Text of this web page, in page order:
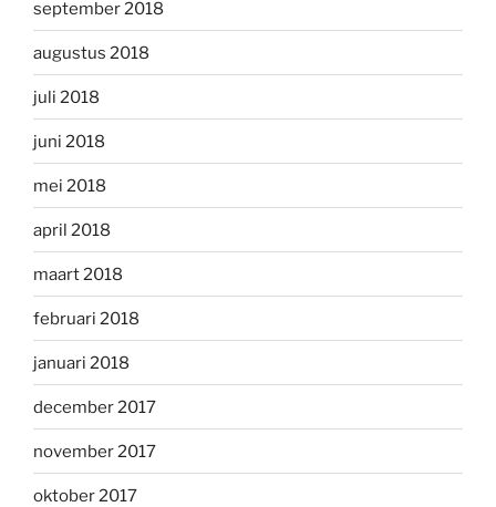
september 2018
augustus 2018
juli 2018
juni 2018
mei 2018
april 2018
maart 2018
februari 2018
januari 2018
december 2017
november 2017
oktober 2017